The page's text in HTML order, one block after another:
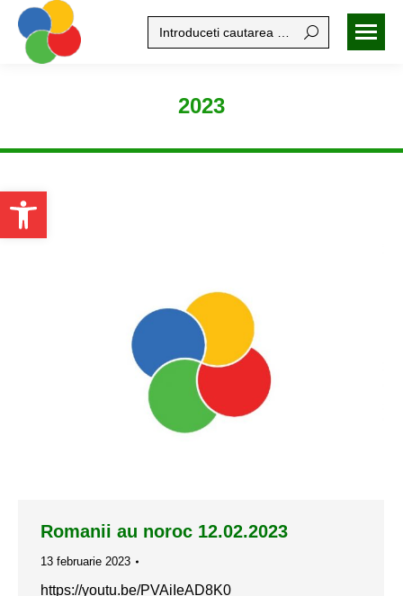
Open toolbar
Search:
2023
Romanii au noroc 12.02.2023
13 februarie 2023
https://youtu.be/PVAiIeAD8K0